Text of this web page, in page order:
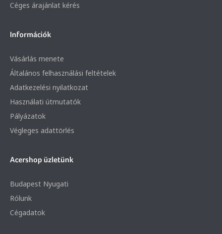
Céges árajánlat kérés
Információk
Vásárlás menete
Általános felhasználási feltételek
Adatkezelési nyilatkozat
Használati útmutatók
Pályázatok
Végleges adattörlés
Acershop üzletünk
Budapest Nyugati
Rólunk
Cégadatok